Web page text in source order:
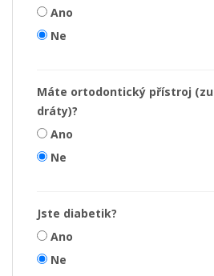
Ano
Ne
Máte ortodontický přístroj
dráty)?
Ano
Ne
Jste diabetik?
Ano
Ne